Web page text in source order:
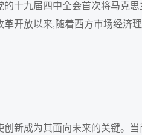
十九届四中全会首次将马克
开放以来,随着西方市场经济
新成为其面向未来的关键。